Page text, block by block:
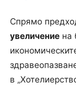
Спрямо
увеличение на
в